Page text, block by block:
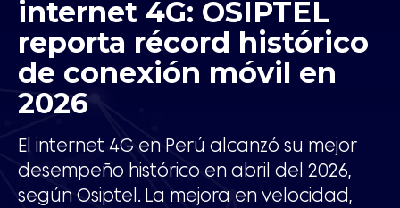
internet 4G: OSIPTEL
reporta récord histórico
de conexión móvil en
2026
El internet 4G en Perú alcanzó su mejor
desempeño histórico en abril del 2026,
según Osiptel. La mejora en velocidad,